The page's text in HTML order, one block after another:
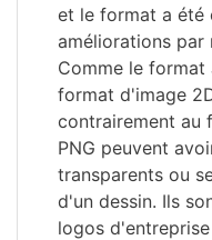
et le format a été
améliorations par
Comme le format
format d'image
contrairement au
PNG peuvent
transparents ou
d'un dessin. Ils
logos